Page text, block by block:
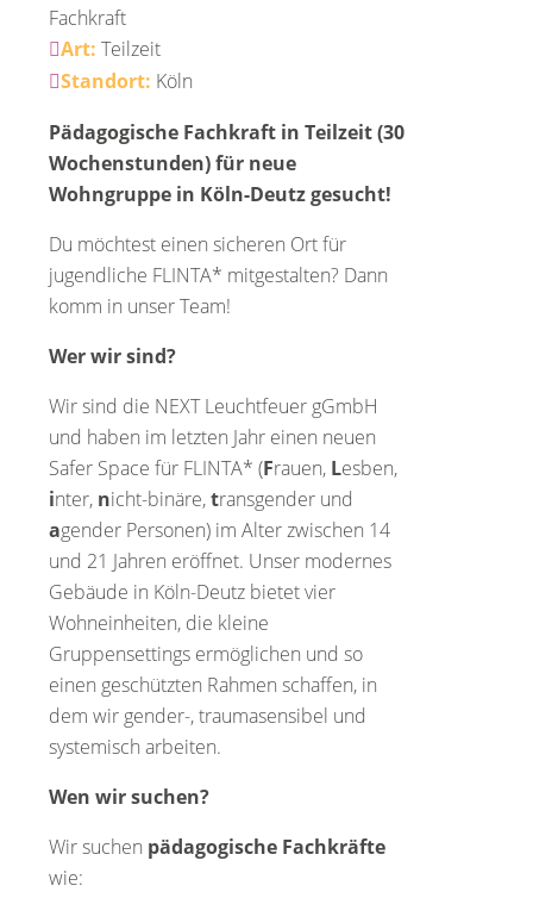
Fachkraft
Art: Teilzeit
Standort: Köln
Pädagogische Fachkraft in Teilzeit (30
Wochenstunden) für neue
Wohngruppe in Köln-Deutz gesucht!
Du möchtest einen sicheren Ort für
jugendliche FLINTA* mitgestalten? Dann
komm in unser Team!
Wer wir sind?
Wir sind die NEXT Leuchtfeuer gGmbH
und haben im letzten Jahr einen neuen
Safer Space für FLINTA* (Frauen, Lesben,
inter, nicht-binäre,transgender und
agender Personen) im Alter zwischen 14
und 21 Jahren eröffnet. Unser modernes
Gebäude in Köln-Deutz bietet vier
Wohneinheiten, die kleine
Gruppensettings ermöglichen und so
einen geschützten Rahmen schaffen, in
dem wir gender-, traumasensibel und
systemisch arbeiten.
Wen wir suchen?
Wir suchen pädagogische Fachkräfte
wie: